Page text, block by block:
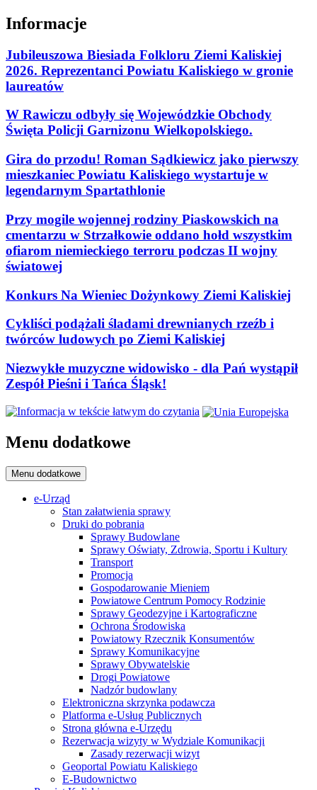
Informacje
Jubileuszowa Biesiada Folkloru Ziemi Kaliskiej
2026. Reprezentanci Powiatu Kaliskiego w gronie
laureatów
W Rawiczu odbyły się Wojewódzkie Obchody
Święta Policji Garnizonu Wielkopolskiego.
Gira do przodu! Roman Sądkiewicz jako pierwszy
mieszkaniec Powiatu Kaliskiego wystartuje w
legendarnym Spartathlonie
Przy mogile wojennej rodziny Piaskowskich na
cmentarzu w Strzałkowie oddano hołd wszystkim
ofiarom niemieckiego terroru podczas II wojny
światowej
Konkurs Na Wieniec Dożynkowy Ziemi Kaliskiej
Cykliści podążali śladami drewnianych rzeźb i
twórców ludowych po Ziemi Kaliskiej
Niezwykłe muzyczne widowisko - dla Pań wystąpił
Zespół Pieśni i Tańca Śląsk!
Menu dodatkowe
Menu dodatkowe
e-Urząd
Stan załatwienia sprawy
Druki do pobrania
Sprawy Budowlane
Sprawy Oświaty, Zdrowia, Sportu i Kultury
Transport
Promocja
Gospodarowanie Mieniem
Powiatowe Centrum Pomocy Rodzinie
Sprawy Geodezyjne i Kartograficzne
Ochrona Środowiska
Powiatowy Rzecznik Konsumentów
Sprawy Komunikacyjne
Sprawy Obywatelskie
Drogi Powiatowe
Nadzór budowlany
Elektroniczna skrzynka podawcza
Platforma e-Usług Publicznych
Strona główna e-Urzędu
Rezerwacja wizyty w Wydziale Komunikacji
Zasady rezerwacji wizyt
Geoportal Powiatu Kaliskiego
E-Budownictwo